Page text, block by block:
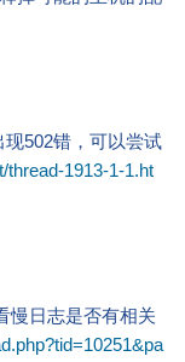
502错，可以尝试
thread-1913-1-1.ht
慢日志是否有相关